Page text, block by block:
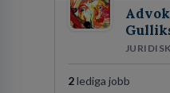
2lediga jobb